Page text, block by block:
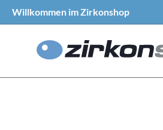
Willkommen im Zirkonshop